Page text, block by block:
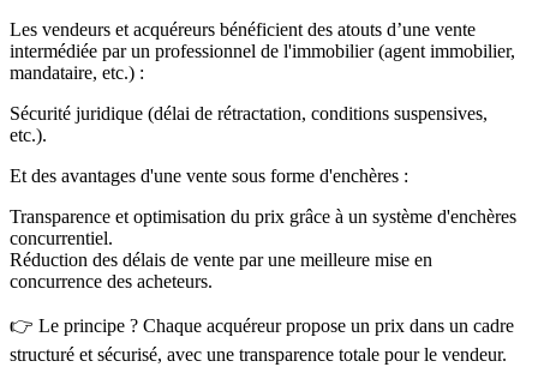
Les vendeurs et acquéreurs bénéficient des atouts d’une vente
intermédiée par un professionnel de l'immobilier (agent immobilier,
mandataire, etc.) :
Sécurité juridique (délai de rétractation, conditions suspensives,
etc.).
Et des avantages d'une vente sous forme d'enchères :
Transparence et optimisation du prix grâce à un système d'enchères
concurrentiel.
Réduction des délais de vente par une meilleure mise en
concurrence des acheteurs.
👉 Le principe ? Chaque acquéreur propose un prix dans un cadre
structuré et sécurisé, avec une transparence totale pour le vendeur.